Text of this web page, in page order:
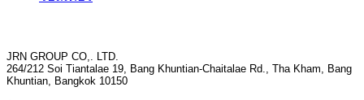
JRN GROUP CO,. LTD.
264/212 Soi Tiantalae 19, Bang Khuntian-Chaitalae Rd., Tha Kham, Bang
Khuntian, Bangkok 10150